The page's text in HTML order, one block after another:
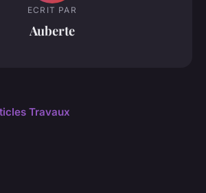
ECRIT PAR
Auberte
Travaux